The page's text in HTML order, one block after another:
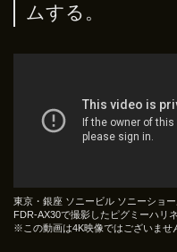
ムする。
東京・銀座 ソニービル ソニーショ
FDR-AX30で撮影したピグミーハリ
※この動画は4K映像ではございませ